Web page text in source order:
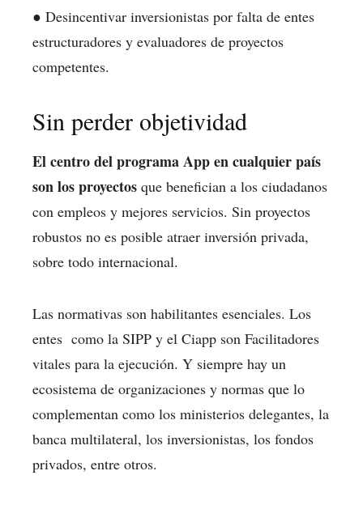
● Desincentivar inversionistas por falta de entes
estructuradores y evaluadores de proyectos
competentes.
Sin perder objetividad
El centro del programa App en cualquier país
son los proyectos que benefician a los ciudadanos
con empleos y mejores servicios. Sin proyectos
robustos no es posible atraer inversión privada,
sobre todo internacional.
Las normativas son habilitantes esenciales. Los
entes como la SIPP y el Ciapp son Facilitadores
vitales para la ejecución. Y siempre hay un
ecosistema de organizaciones y normas que lo
complementan como los ministerios delegantes, la
banca multilateral, los inversionistas, los fondos
privados, entre otros.